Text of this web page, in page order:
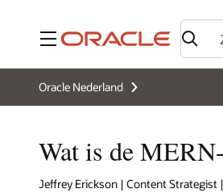
Menu
Oracle Nederland
Wat is de
Jeffrey Erickson | Content Strategist